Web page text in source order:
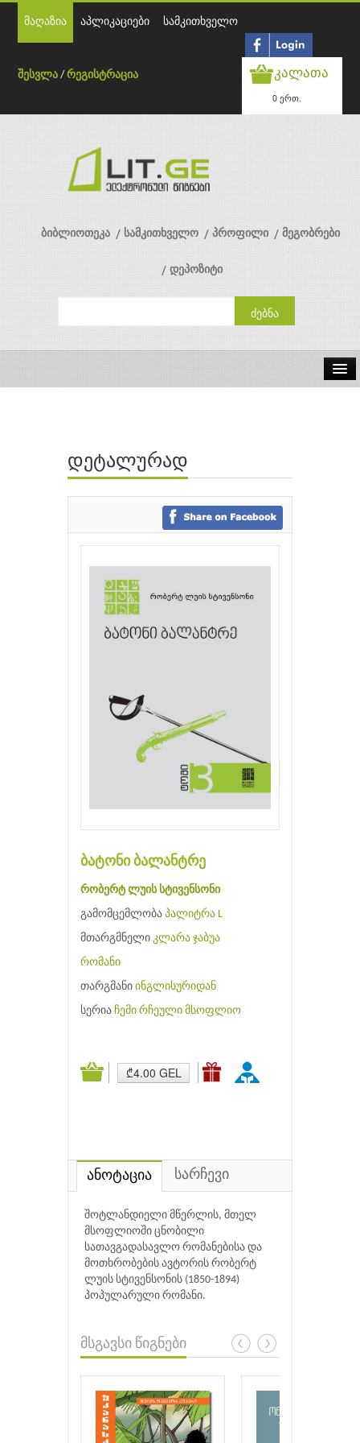
მაღაზია აპლიკაციები სამკითხველო
შესვლა /რეგისტრაცია კალათა
0 ერთ.
ბიბლიოთეკა სამკითხველო პროფილი მეგობრები
დეპოზიტი
ავტორები
გამომცემლობები
დეტალურად
ბატონი ბალანტრე
რობერტ ლუის სტივენსონი
გამომცემლობა პალიტრა L
მთარგმნელი კლარა ჯაბუა
რომანი
თარგმანი ინგლისურიდან
სერია ჩემი რჩეული მსოფლიო
₾4.00 GEL
ანოტაცია სარჩევი
შოტლანდიელი მწერლის, მთელ
მსოფლიოში ცნობილი
სათავგადასავლო რომანებისა და
მოთხრობების ავტორის რობერტ
ლუის სტივენსონის (1850-1894)
პოპულარული რომანი.
მსგავსი წიგნები